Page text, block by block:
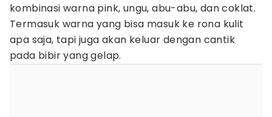
kombinasi warna pink, ungu, abu-abu, dan coklat.
Termasuk warna yang bisa masuk ke rona kulit
apa saja, tapi juga akan keluar dengan cantik
pada bibir yang gelap.